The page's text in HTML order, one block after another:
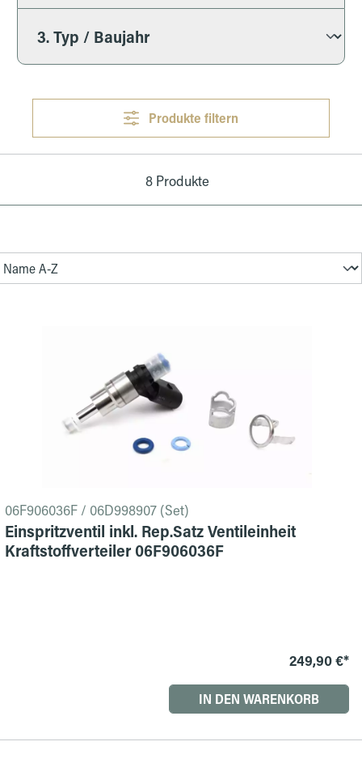
Produkte filtern
8 Produkte
06F906036F / 06D998907 (Set)
Einspritzventil inkl. Rep.Satz Ventileinheit
Kraftstoffverteiler 06F906036F
249,90 €*
IN DEN WARENKORB